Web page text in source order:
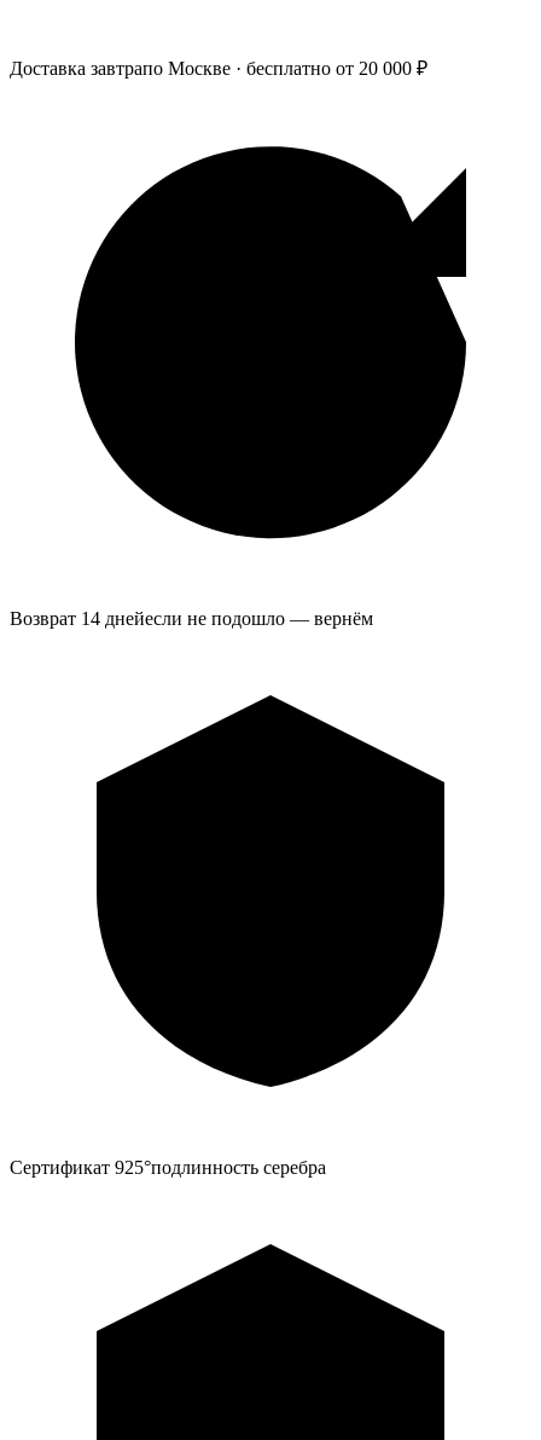
Доставка завтрапо Москве · бесплатно от 20 000 ₽
Возврат 14 днейесли не подошло — вернём
Сертификат 925°подлинность серебра